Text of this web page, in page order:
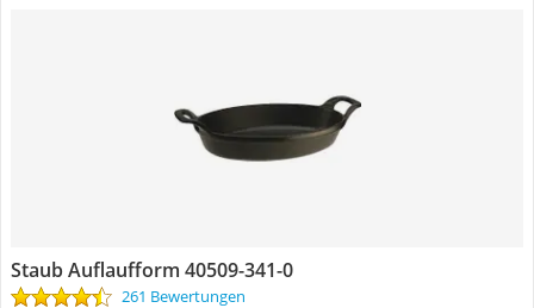
Staub Auflaufform 40509-341-0
261 Bewertungen